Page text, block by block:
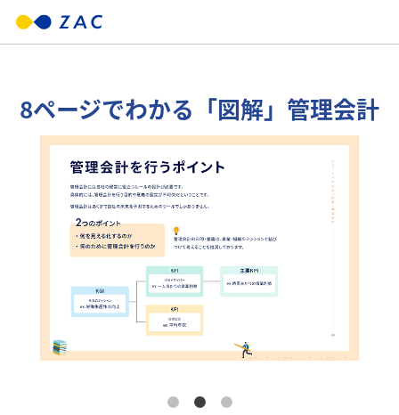
8ページでわかる「図解」管理会計